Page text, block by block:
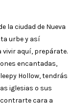
la ciudad de Nueva
urbe y así
vivir aquí, prepárate.
encantadas,
Hollow, tendrás
iglesias o sus
cara a